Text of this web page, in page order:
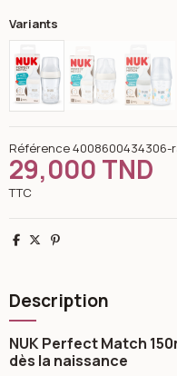
Variants
Référence4008600434306-
29,000 TND
TTC
Partager
TweetPinterest
Description
NUK Perfect Match
dès la naissance